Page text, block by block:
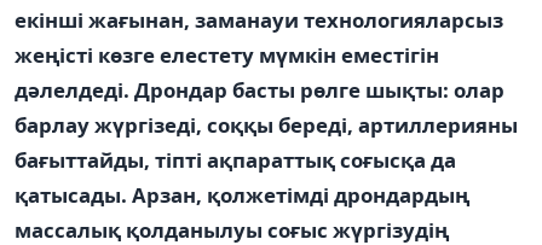
екінші жағынан, заманауи технологияларсыз
жеңісті көзге елестету мүмкін еместігін
дәлелдеді. Дрондар басты рөлге шықты: олар
барлау жүргізеді, соққы береді, артиллерияны
бағыттайды, тіпті ақпараттық соғысқа да
қатысады. Арзан, қолжетімді дрондардың
массалық қолданылуы соғыс жүргізудің